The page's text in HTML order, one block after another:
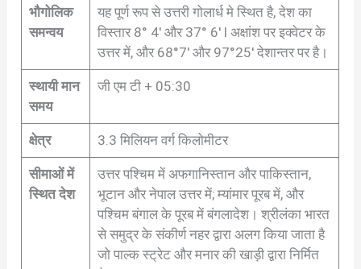
भौगोलिक
समन्वय
यह पूर्ण रूप से उत्तरी गोलार्ध मे स्थित है, देश का
विस्तार 8° 4′ और 37° 6′ l अक्षांश पर इक्वेटर के
उत्तर में, और 68°7′ और 97°25′ देशान्तर पर है।
स्थायी मान
समय
जी एम टी + 05:30
क्षेत्र 3.3 मिलियन वर्ग किलोमीटर
सीमाओं में
स्थित देश
उत्तर पश्चिम में अफगानिस्तान और पाकिस्तान,
भूटान और नेपाल उत्तर में; म्यांमार पूरब में, और
पश्चिम बंगाल के पूरब में बंगलादेश। श्रीलंका भारत
से समुद्र के संकीर्ण नहर द्वारा अलग किया जाता है
जो पाल्क स्ट्रेट और मनार की खाड़ी द्वारा निर्मित